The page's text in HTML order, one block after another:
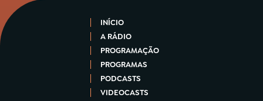
INÍCIO
A RÁDIO
PROGRAMAÇÃO
PROGRAMAS
PODCASTS
VIDEOCASTS